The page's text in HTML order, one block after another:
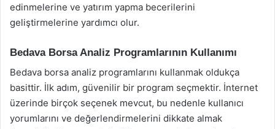
edinmelerine ve yatırım yapma becerilerini
geliştirmelerine yardımcı olur.
Bedava Borsa Analiz Programlarının Kullanımı
Bedava borsa analiz programlarını kullanmak oldukça
basittir. İlk adım, güvenilir bir program seçmektir. İnternet
üzerinde birçok seçenek mevcut, bu nedenle kullanıcı
yorumlarını ve değerlendirmelerini dikkate almak